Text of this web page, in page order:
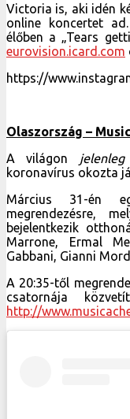
Victoria is, aki idén
online koncertet
élőben a „Tears
eurovision.icard.com
https://
Olaszország –
A világon jelenleg
koronavírus okozta
Március 31-én
megrendezésre,
bejelentkezik
Marrone, Ermal
Gabbani, Gianni
A 20:35-től
csatornája
http://